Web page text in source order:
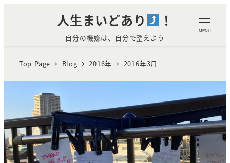
テ
へ
移
動
人生まいどあり ！
自分の機嫌は、自分で整えよう
MENU
Top Page Blog 2016年 2016年3月
TAGGED MEMO PADアウトドア
仕様のメモ帳を乾燥とアイロンで
比較してみた